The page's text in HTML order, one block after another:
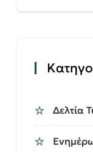
Δελτία